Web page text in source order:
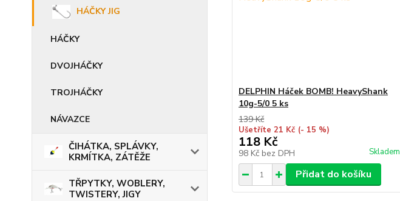
HÁČKY JIG
HÁČKY
DVOJHÁČKY
TROJHÁČKY
NÁVAZCE
ČIHÁTKA, SPLÁVKY,
KRMÍTKA, ZÁTĚŽE
TŘPYTKY, WOBLERY,
TWISTERY, JIGY
DELPHIN Háček BOMB! HeavyShank
10g-5/0 5 ks
139 Kč
Ušetříte 21 Kč (- 15 %)
118 Kč
98 Kč bez DPH Skladem
Přidat do košíku